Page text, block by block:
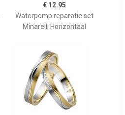
€ 12.95
Waterpomp reparatie set
Minarelli Horizontaal